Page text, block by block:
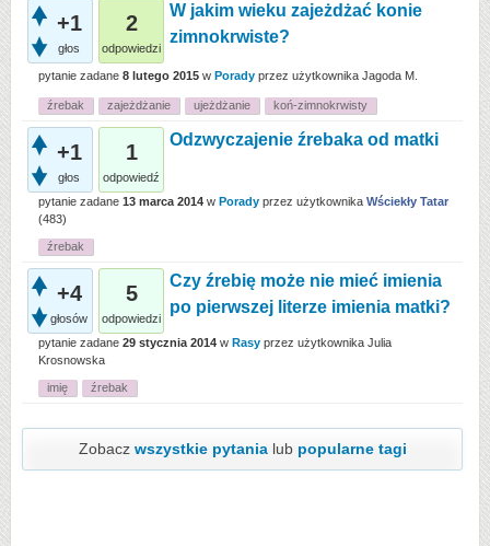
+1
głos
2
odpowiedzi
W jakim wieku zajeżdżać konie
zimnokrwiste?
pytanie zadane 8 lutego 2015 w Porady przez użytkownika Jagoda M.
źrebak zajeżdżanie ujeżdżanie koń-zimnokrwisty
+1
głos
1
odpowiedź
Odzwyczajenie źrebaka od matki
pytanie zadane 13 marca 2014 w Porady przez użytkownika Wściekły Tatar
(483)
źrebak
+4
głosów
5
odpowiedzi
Czy źrebię może nie mieć imienia
po pierwszej literze imienia matki?
pytanie zadane 29 stycznia 2014 w Rasy przez użytkownika Julia
Krosnowska
imię źrebak
Zobacz wszystkie pytanialub popularne tagi